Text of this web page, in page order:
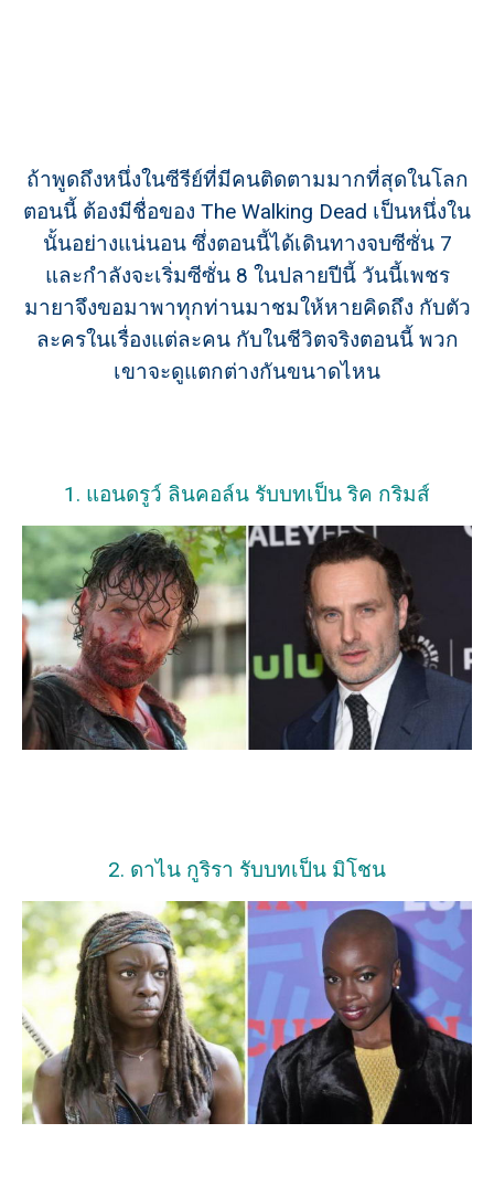
ถ้าพูดถึงหนึ่งในซีรีย์ที่มีคนติดตามมากที่สุดในโลก
ตอนนี้ ต้องมีชื่อของ The Walking Dead เป็นหนึ่งใน
นั้นอย่างแน่นอน ซึ่งตอนนี้ได้เดินทางจบซีซั่น 7
และกำลังจะเริ่มซีซั่น 8 ในปลายปีนี้ วันนี้เพชร
มายาจึงขอมาพาทุกท่านมาชมให้หายคิดถึง กับตัว
ละครในเรื่องแต่ละคน กับในชีวิตจริงตอนนี้ พวก
เขาจะดูแตกต่างกันขนาดไหน
1. แอนดรูว์ ลินคอล์น รับบทเป็น ริค กริมส์
2. ดาไน กูริรา รับบทเป็น มิโชน